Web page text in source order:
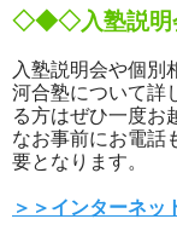
◇◆◇入塾説明
入塾説明会や個別
河合塾について詳
る方はぜひ一度お
なお事前にお電話
要となります。
＞＞インターネッ